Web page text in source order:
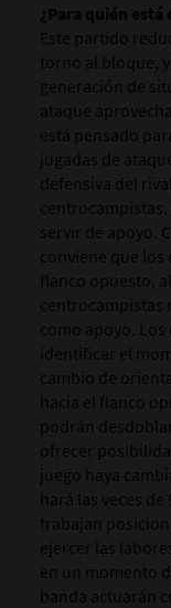
¿Para quién está
Este partido
torno al bloque,
generación de
ataque
está pensado
jugadas de
defensiva del
servir de apoyo.
conviene que los
flanco opuesto,
centrocampistas
como apoyo.
identificar el
cambio de
hacia el flanco
podrán
ofrecer
juego haya
hará las veces
trabajan
ejercer las
en un momento
banda actuarán